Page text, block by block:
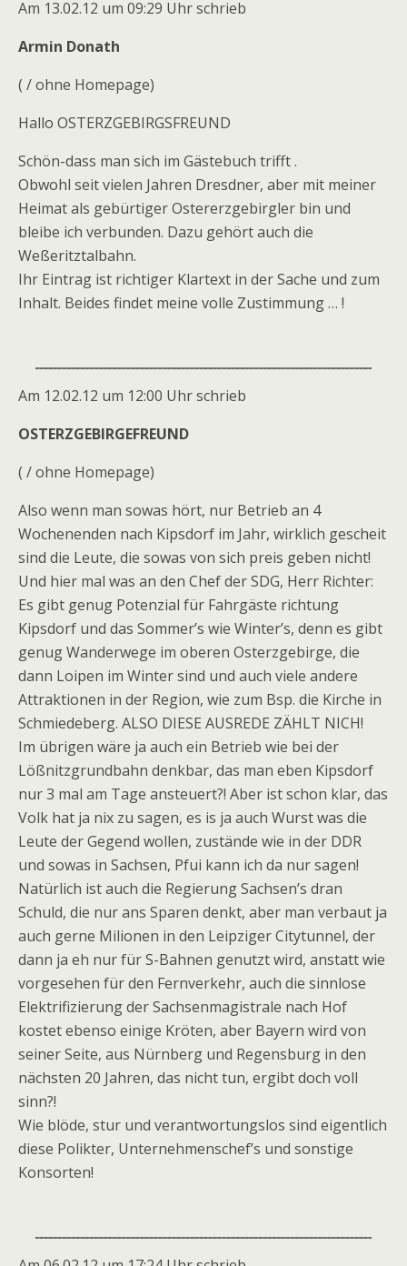
Am 13.02.12 um 09:29 Uhr schrieb
Armin Donath
( / ohne Homepage)
Hallo OSTERZGEBIRGSFREUND
Schön-dass man sich im Gästebuch trifft .
Obwohl seit vielen Jahren Dresdner, aber mit meiner
Heimat als gebürtiger Ostererzgebirgler bin und
bleibe ich verbunden. Dazu gehört auch die
Weßeritztalbahn.
Ihr Eintrag ist richtiger Klartext in der Sache und zum
Inhalt. Beides findet meine volle Zustimmung … !
Am 12.02.12 um 12:00 Uhr schrieb
OSTERZGEBIRGEFREUND
( / ohne Homepage)
Also wenn man sowas hört, nur Betrieb an 4
Wochenenden nach Kipsdorf im Jahr, wirklich gescheit
sind die Leute, die sowas von sich preis geben nicht!
Und hier mal was an den Chef der SDG, Herr Richter:
Es gibt genug Potenzial für Fahrgäste richtung
Kipsdorf und das Sommer’s wie Winter’s, denn es gibt
genug Wanderwege im oberen Osterzgebirge, die
dann Loipen im Winter sind und auch viele andere
Attraktionen in der Region, wie zum Bsp. die Kirche in
Schmiedeberg. ALSO DIESE AUSREDE ZÄHLT NICH!
Im übrigen wäre ja auch ein Betrieb wie bei der
Lößnitzgrundbahn denkbar, das man eben Kipsdorf
nur 3 mal am Tage ansteuert?! Aber ist schon klar, das
Volk hat ja nix zu sagen, es is ja auch Wurst was die
Leute der Gegend wollen, zustände wie in der DDR
und sowas in Sachsen, Pfui kann ich da nur sagen!
Natürlich ist auch die Regierung Sachsen’s dran
Schuld, die nur ans Sparen denkt, aber man verbaut ja
auch gerne Milionen in den Leipziger Citytunnel, der
dann ja eh nur für S-Bahnen genutzt wird, anstatt wie
vorgesehen für den Fernverkehr, auch die sinnlose
Elektrifizierung der Sachsenmagistrale nach Hof
kostet ebenso einige Kröten, aber Bayern wird von
seiner Seite, aus Nürnberg und Regensburg in den
nächsten 20 Jahren, das nicht tun, ergibt doch voll
sinn?!
Wie blöde, stur und verantwortungslos sind eigentlich
diese Polikter, Unternehmenschef’s und sonstige
Konsorten!